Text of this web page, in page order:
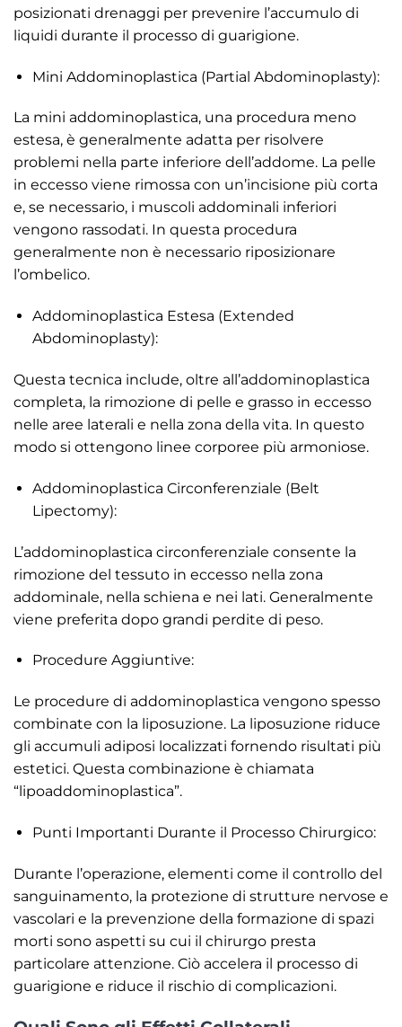
posizionati drenaggi per prevenire l’accumulo di
liquidi durante il processo di guarigione.
Mini Addominoplastica (Partial Abdominoplasty):
La mini addominoplastica, una procedura meno
estesa, è generalmente adatta per risolvere
problemi nella parte inferiore dell’addome. La pelle
in eccesso viene rimossa con un’incisione più corta
e, se necessario, i muscoli addominali inferiori
vengono rassodati. In questa procedura
generalmente non è necessario riposizionare
l’ombelico.
Addominoplastica Estesa (Extended
Abdominoplasty):
Questa tecnica include, oltre all’addominoplastica
completa, la rimozione di pelle e grasso in eccesso
nelle aree laterali e nella zona della vita. In questo
modo si ottengono linee corporee più armoniose.
Addominoplastica Circonferenziale (Belt
Lipectomy):
L’addominoplastica circonferenziale consente la
rimozione del tessuto in eccesso nella zona
addominale, nella schiena e nei lati. Generalmente
viene preferita dopo grandi perdite di peso.
Procedure Aggiuntive:
Le procedure di addominoplastica vengono spesso
combinate con la liposuzione. La liposuzione riduce
gli accumuli adiposi localizzati fornendo risultati più
estetici. Questa combinazione è chiamata
“lipoaddominoplastica”.
Punti Importanti Durante il Processo Chirurgico:
Durante l’operazione, elementi come il controllo del
sanguinamento, la protezione di strutture nervose e
vascolari e la prevenzione della formazione di spazi
morti sono aspetti su cui il chirurgo presta
particolare attenzione. Ciò accelera il processo di
guarigione e riduce il rischio di complicazioni.